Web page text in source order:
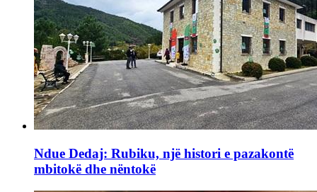
Ndue Dedaj: Rubiku, një histori e pazakontë
mbitokë dhe nëntokë